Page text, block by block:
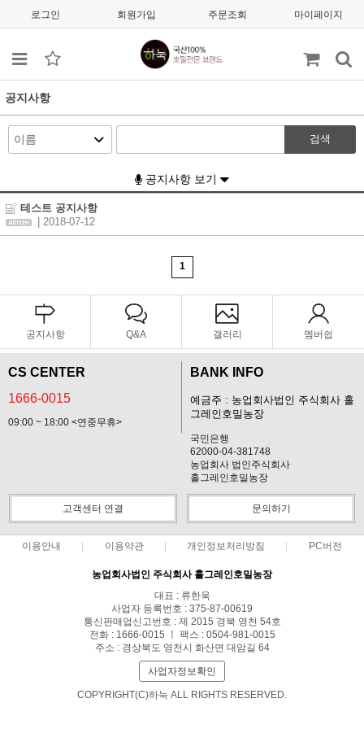
로그인 회원가입 주문조회 마이페이지
공지사항
검색
공지사항 보기
테스트 공지사항
| 2018-07-12
1
공지사항 Q&A 갤러리 멤버쉽
CS CENTER
1666-0015
09:00 ~ 18:00 <연중무휴>
BANK INFO
예금주 : 농업회사법인 주식회사 홀
그레인호밀농장
국민은행
62000-04-381748
농업회사 법인주식회사
홀그레인호밀농장
고객센터 연결 문의하기
이용안내 이용약관 개인정보처리방침 PC버전
농업회사법인 주식회사 홀그레인호밀농장
대표 : 류한욱
사업자 등록번호 : 375-87-00619
통신판매업신고번호 : 제 2015 경북 영천 54호
전화 : 1666-0015 ㅣ 팩스 : 0504-981-0015
주소 : 경상북도 영천시 화산면 대암길 64
사업자정보확인
COPYRIGHT(C)하눅 ALL RIGHTS RESERVED.